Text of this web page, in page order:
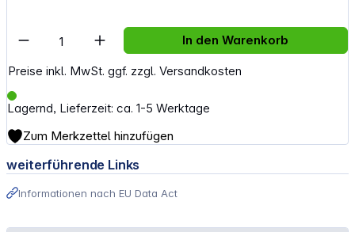
Preise inkl. MwSt. ggf. zzgl. Versandkosten
Lagernd, Lieferzeit: ca. 1-5 Werktage
Artikel Anzahl: Gib den gewünschten
In den Warenkorb
Zum Merkzettel hinzufügen
weiterführende Links
Informationen nach EU Data Act